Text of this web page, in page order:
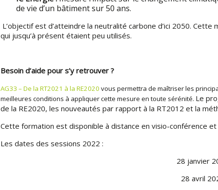
de vie d’un bâtiment sur 50 ans.
L’objectif est d’atteindre la neutralité carbone d’ici 2050.
qui jusqu’à présent étaient peu utilisés.
Besoin d’aide pour s’y retrouver ?
AG33 – De la RT2021 à la RE2020 vous permettra de maîtriser les
meilleures conditions à appliquer cette mesure en toute sérénité. Le
de la RE2020, les nouveautés par rapport à la RT2012 et la
Cette formation est disponible à distance en visio-conférence
Les dates des sessions 2022 :
28 janvier
28 avril